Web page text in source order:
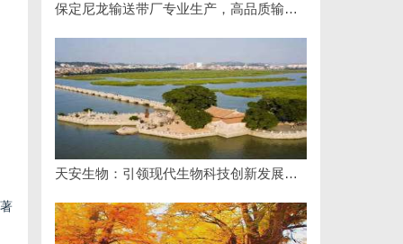
保定尼龙输送带厂专业生产，高品质输送解决方案
天安生物：引领现代生物科技创新发展的先锋企业